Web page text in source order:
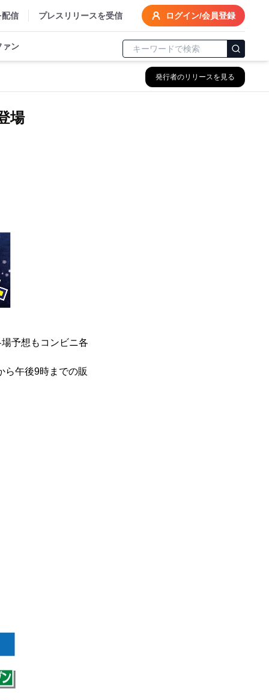
配信 プレスリリースを受信 ログイン/会員登録
ァン
発行者のリリースを見る
場
予想もコンビニ各
ら午後9時までの販